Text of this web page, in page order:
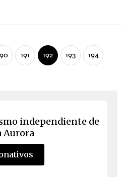
191 192 193 194
independiente de
Aurora